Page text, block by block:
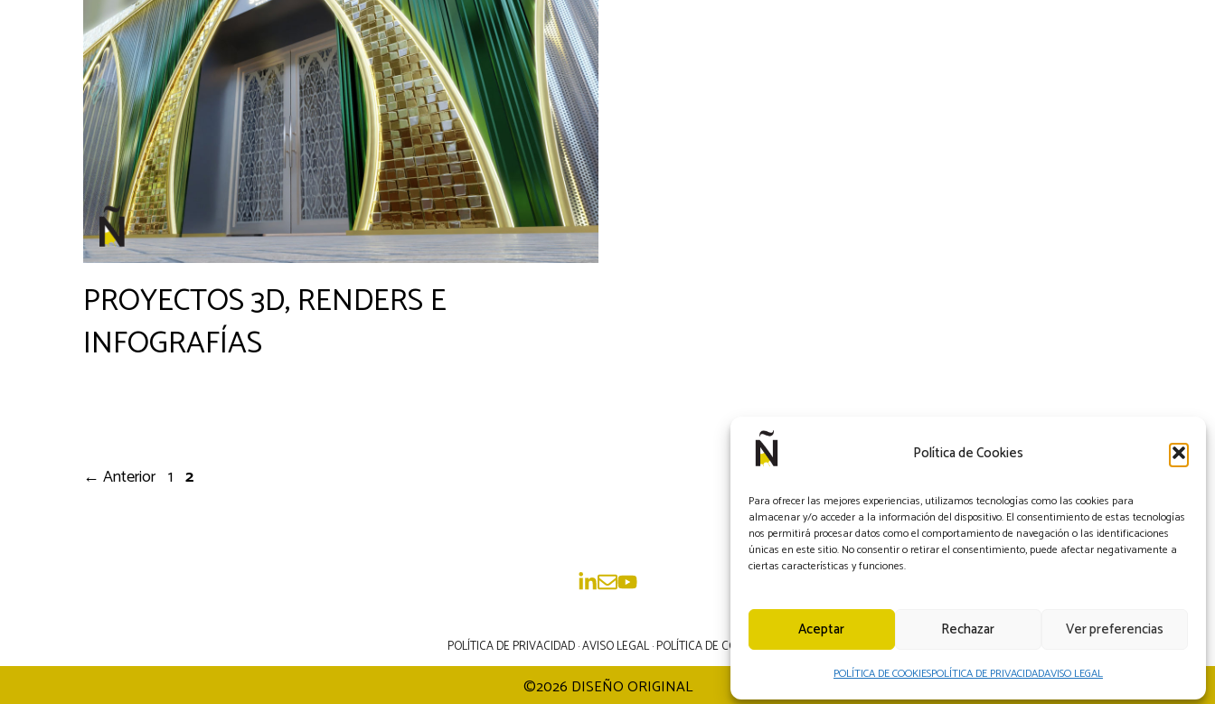
Política de Cookies
Para ofrecer las mejores experiencias, utilizamos tecnologías como las cookies para
almacenar y/o acceder a la información del dispositivo. El consentimiento de estas tecnologías
nos permitirá procesar datos como el comportamiento de navegación o las identificaciones
únicas en este sitio. No consentir o retirar el consentimiento, puede afectar negativamente a
ciertas características y funciones.
Aceptar Rechazar Ver preferencias
POLÍTICA DE COOKIESPOLÍTICA DE PRIVACIDADAVISO LEGAL
PROYECTOS 3D, RENDERS E
INFOGRAFÍAS
← Anterior Página
1 Página
2
POLÍTICA DE PRIVACIDAD·AVISO LEGAL·POLÍTICA DE COOKIES
©2026 DISEÑO ORIGINAL